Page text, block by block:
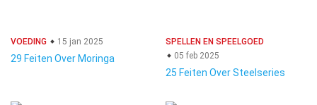
VOEDING 15 jan 2025
29 Feiten Over Moringa
SPELLEN EN SPEELGOED
05 feb 2025
25 Feiten Over Steelseries